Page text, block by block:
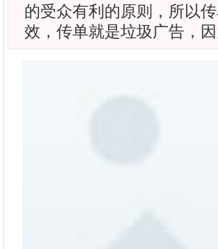
的受众有利的原则，所以
效，传单就是垃圾广告，